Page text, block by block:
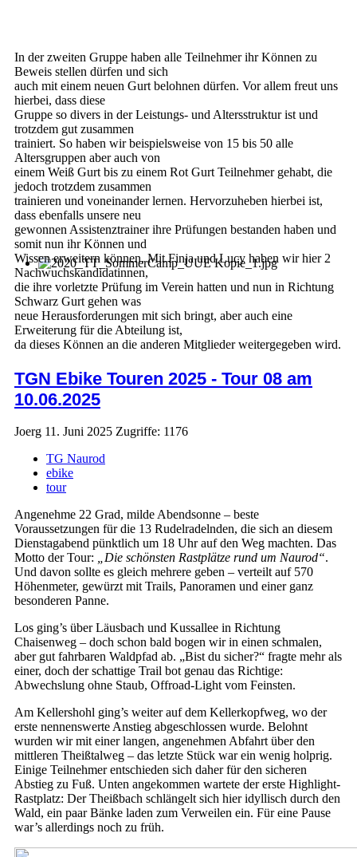
In der zweiten Gruppe haben alle Teilnehmer ihr Können zu
Beweis stellen dürfen und sich
auch mit einem neuen Gurt belohnen dürfen. Vor allem freut uns
hierbei, dass diese
Gruppe so divers in der Leistungs- und Altersstruktur ist und
trotzdem gut zusammen
trainiert. So haben wir beispielsweise von 15 bis 50 alle
Altersgruppen aber auch von
einem Weiß Gurt bis zu einem Rot Gurt Teilnehmer gehabt, die
jedoch trotzdem zusammen
trainieren und voneinander lernen. Hervorzuheben hierbei ist,
dass ebenfalls unsere neu
gewonnen Assistenztrainer ihre Prüfungen bestanden haben und
somit nun ihr Können und
Wissen erweitern können. Mit Finja und Lucy haben wir hier 2
Nachwuchskandidatinnen,
die ihre vorletzte Prüfung im Verein hatten und nun in Richtung
Schwarz Gurt gehen was
neue Herausforderungen mit sich bringt, aber auch eine
Erweiterung für die Abteilung ist,
da dieses Können an die anderen Mitglieder weitergegeben wird.
TGN Ebike Touren 2025 - Tour 08 am
10.06.2025
Joerg 11. Juni 2025 Zugriffe: 1176
TG Naurod
ebike
tour
Angenehme 22 Grad, milde Abendsonne – beste
Voraussetzungen für die 13 Rudelradelnden, die sich an diesem
Dienstagabend pünktlich um 18 Uhr auf den Weg machten. Das
Motto der Tour: „Die schönsten Rastplätze rund um Naurod“.
Und davon sollte es gleich mehrere geben – verteilt auf 570
Höhenmeter, gewürzt mit Trails, Panoramen und einer ganz
besonderen Panne.
Los ging’s über Läusbach und Kussallee in Richtung
Chaisenweg – doch schon bald bogen wir in einen schmalen,
aber gut fahrbaren Waldpfad ab. „Bist du sicher?“ fragte mehr als
einer, doch der schattige Trail bot genau das Richtige:
Abwechslung ohne Staub, Offroad-Light vom Feinsten.
Am Kellershohl ging’s weiter auf dem Kellerkopfweg, wo der
erste nennenswerte Anstieg abgeschlossen wurde. Belohnt
wurden wir mit einer langen, angenehmen Abfahrt über den
mittleren Theißtalweg – das letzte Stück war ein wenig holprig.
Einige Teilnehmer entschieden sich daher für den sicheren
Abstieg zu Fuß. Unten angekommen wartete der erste Highlight-
Rastplatz: Der Theißbach schlängelt sich hier idyllisch durch den
Wald, ein paar Bänke laden zum Verweilen ein. Für eine Pause
war’s allerdings noch zu früh.